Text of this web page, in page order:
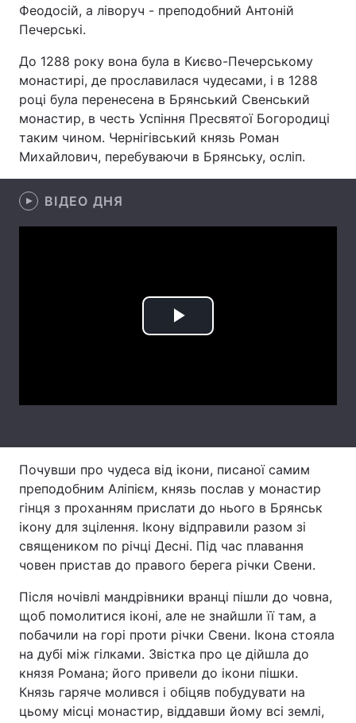
Тема оформлення
Феодосій, а ліворуч - преподобний Антоній
Печерські.
До 1288 року вона була в Києво-Печерському
монастирі, де прославилася чудесами, і в 1288
році була перенесена в Брянський Свенський
монастир, в честь Успіння Пресвятої Богородиці
таким чином. Чернігівський князь Роман
Михайлович, перебуваючи в Брянську, осліп.
ВІДЕО ДНЯ
Play
Почувши про чудеса від ікони, писаної самим
преподобним Аліпієм, князь послав у монастир
гінця з проханням прислати до нього в Брянськ
ікону для зцілення. Ікону відправили разом зі
священиком по річці Десні. Під час плавання
човен пристав до правого берега річки Свени.
Після ночівлі мандрівники вранці пішли до човна,
щоб помолитися іконі, але не знайшли її там, а
побачили на горі проти річки Свени. Ікона стояла
на дубі між гілками. Звістка про це дійшла до
князя Романа; його привели до ікони пішки.
Князь гаряче молився і обіцяв побудувати на
цьому місці монастир, віддавши йому всі землі,